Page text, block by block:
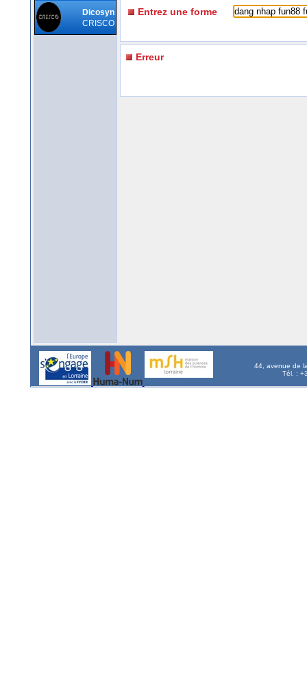
Dicosyn
CRISCO
Entrez une forme
Erreur
44, avenue de
Tél. :